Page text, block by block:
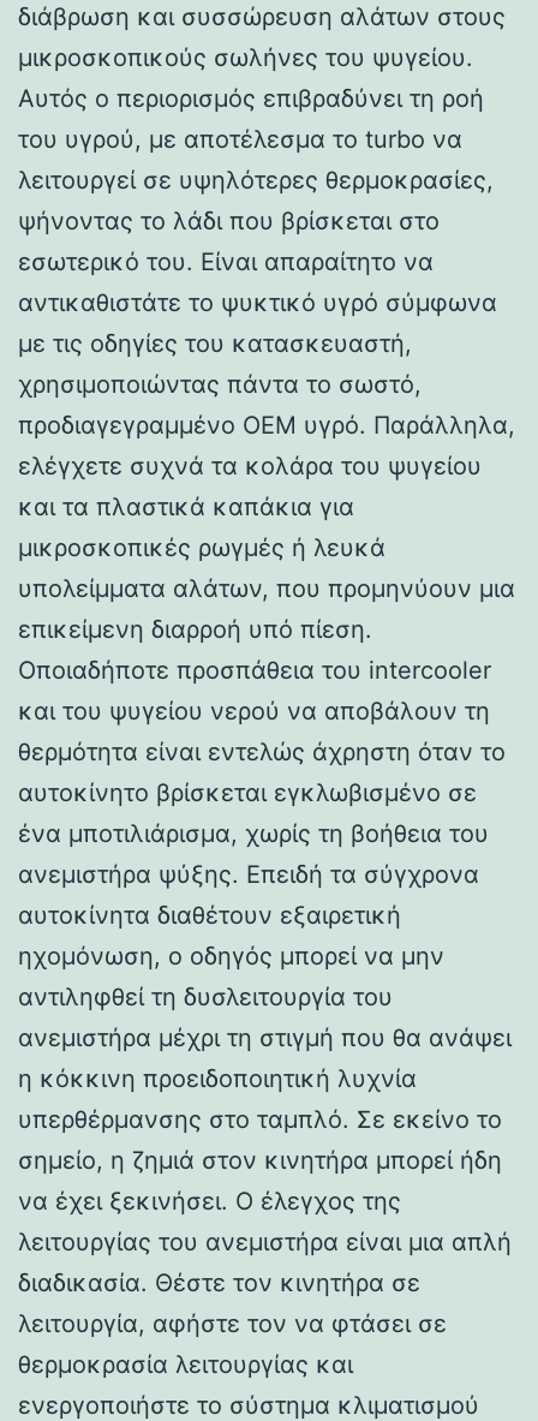
διάβρωση και συσσώρευση αλάτων στους
μικροσκοπικούς σωλήνες του ψυγείου.
Αυτός ο περιορισμός επιβραδύνει τη ροή
του υγρού, με αποτέλεσμα το turbo να
λειτουργεί σε υψηλότερες θερμοκρασίες,
ψήνοντας το λάδι που βρίσκεται στο
εσωτερικό του. Είναι απαραίτητο να
αντικαθιστάτε το ψυκτικό υγρό σύμφωνα
με τις οδηγίες του κατασκευαστή,
χρησιμοποιώντας πάντα το σωστό,
προδιαγεγραμμένο OEM υγρό. Παράλληλα,
ελέγχετε συχνά τα κολάρα του ψυγείου
και τα πλαστικά καπάκια για
μικροσκοπικές ρωγμές ή λευκά
υπολείμματα αλάτων, που προμηνύουν μια
επικείμενη διαρροή υπό πίεση.
Οποιαδήποτε προσπάθεια του intercooler
και του ψυγείου νερού να αποβάλουν τη
θερμότητα είναι εντελώς άχρηστη όταν το
αυτοκίνητο βρίσκεται εγκλωβισμένο σε
ένα μποτιλιάρισμα, χωρίς τη βοήθεια του
ανεμιστήρα ψύξης. Επειδή τα σύγχρονα
αυτοκίνητα διαθέτουν εξαιρετική
ηχομόνωση, ο οδηγός μπορεί να μην
αντιληφθεί τη δυσλειτουργία του
ανεμιστήρα μέχρι τη στιγμή που θα ανάψει
η κόκκινη προειδοποιητική λυχνία
υπερθέρμανσης στο ταμπλό. Σε εκείνο το
σημείο, η ζημιά στον κινητήρα μπορεί ήδη
να έχει ξεκινήσει. Ο έλεγχος της
λειτουργίας του ανεμιστήρα είναι μια απλή
διαδικασία. Θέστε τον κινητήρα σε
λειτουργία, αφήστε τον να φτάσει σε
θερμοκρασία λειτουργίας και
ενεργοποιήστε το σύστημα κλιματισμού